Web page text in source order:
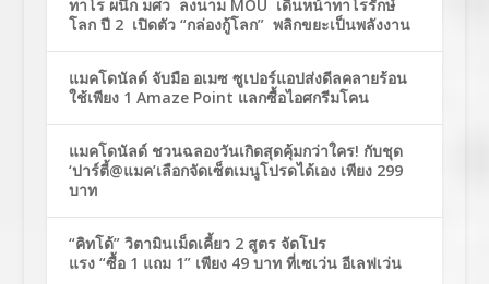
ทาโร ผนึก มศว ลงนาม MOU เดินหน้าทาโรรักษ์
โลก ปี 2 เปิดตัว “กล่องกู้โลก” พลิกขยะเป็นพลังงาน
แมคโดนัลด์ จับมือ อเมซ ซูเปอร์แอปส่งดีลคลายร้อน
ใช้เพียง 1 Amaze Point แลกซื้อไอศกรีมโคน
แมคโดนัลด์ ชวนฉลองวันเกิดสุดคุ้มกว่าใคร! กับชุด
‘ปาร์ตี้@แมค’เลือกจัดเซ็ตเมนูโปรดได้เอง เพียง 299
บาท
“คิทโด้” วิตามินเม็ดเคี้ยว 2 สูตร จัดโปร
แรง “ซื้อ 1 แถม 1” เพียง 49 บาท ที่เซเว่น อีเลฟเว่น